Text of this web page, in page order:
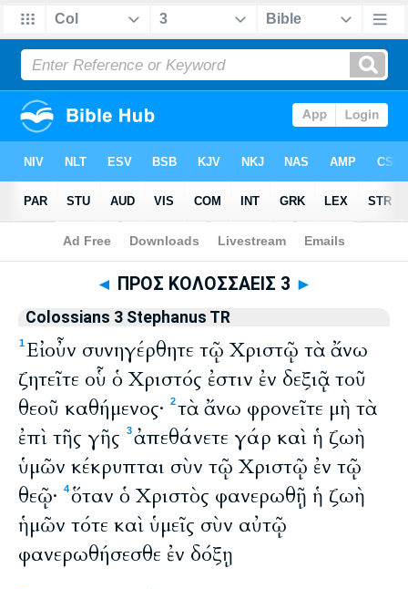
Bible Stephanus Textus Receptus 1550> Colossians 3
◄ ΠΡΟΣ ΚΟΛΟΣΣΑΕΙΣ 3 ►
Colossians 3 Stephanus TR
1Εἰ οὖν συνηγέρθητε τῷ Χριστῷ τὰ ἄνω
ζητεῖτε οὗ ὁ Χριστός ἐστιν ἐν δεξιᾷ τοῦ
θεοῦ καθήμενος·
2τὰ ἄνω φρονεῖτε μὴ τὰ
ἐπὶ τῆς γῆς
3ἀπεθάνετε γάρ καὶ ἡ ζωὴ
ὑμῶν κέκρυπται σὺν τῷ Χριστῷ ἐν τῷ
θεῷ·
4ὅταν ὁ Χριστὸς φανερωθῇ ἡ ζωὴ
ἡμῶν τότε καὶ ὑμεῖς σὺν αὐτῷ
φανερωθήσεσθε ἐν δόξῃ